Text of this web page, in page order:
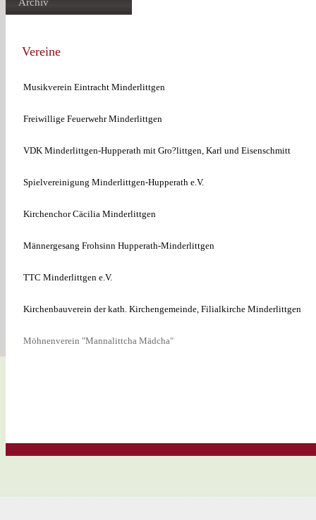
Vereine
Musikverein Eintracht Minderlittgen
Freiwillige Feuerwehr Minderlittgen
VDK Minderlittgen-Hupperath mit Gro?littgen, Karl und Eisenschmitt
Spielvereinigung Minderlittgen-Hupperath e.V.
Kirchenchor Cäcilia Minderlittgen
Männergesang Frohsinn Hupperath-Minderlittgen
TTC Minderlittgen e.V.
Kirchenbauverein der kath. Kirchengemeinde, Filialkirche Minderlittgen
Möhnenverein "Mannalittcha Mädcha"